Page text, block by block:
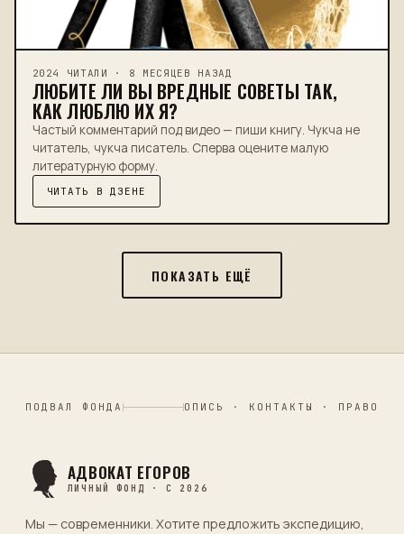
2024 ЧИТАЛИ · 8 МЕСЯЦЕВ НАЗАД
ЛЮБИТЕ ЛИ ВЫ ВРЕДНЫЕ СОВЕТЫ ТАК,
КАК ЛЮБЛЮ ИХ Я?
Частый комментарий под видео — пиши книгу. Чукча не
читатель, чукча писатель. Сперва оцените малую
литературную форму.
ЧИТАТЬ В ДЗЕНЕ
ПОКАЗАТЬ ЕЩЁ
ПОДВАЛ ФОНДА ОПИСЬ · КОНТАКТЫ · ПРАВО
АДВОКАТ ЕГОРОВ
ЛИЧНЫЙ ФОНД · С 2026
Мы — современники. Хотите предложить экспедицию,